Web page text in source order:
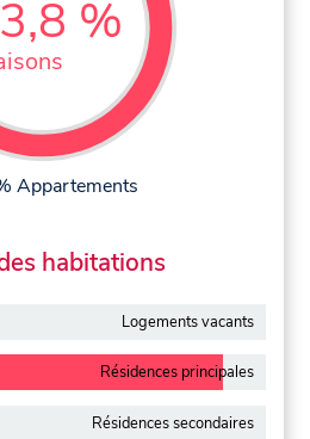
%
Appartements
habitations
Logements vacants
Résidences principales
Résidences secondaires